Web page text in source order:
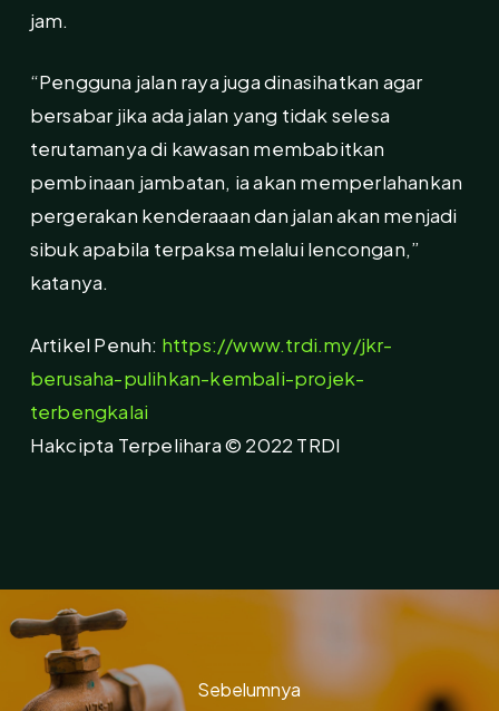
jam.
“Pengguna jalan raya juga dinasihatkan agar
bersabar jika ada jalan yang tidak selesa
terutamanya di kawasan membabitkan
pembinaan jambatan, ia akan memperlahankan
pergerakan kenderaaan dan jalan akan menjadi
sibuk apabila terpaksa melalui lencongan,”
katanya.
Artikel Penuh: https://www.trdi.my/jkr-
berusaha-pulihkan-kembali-projek-
terbengkalai
Hakcipta Terpelihara © 2022 TRDI
Sebelumnya